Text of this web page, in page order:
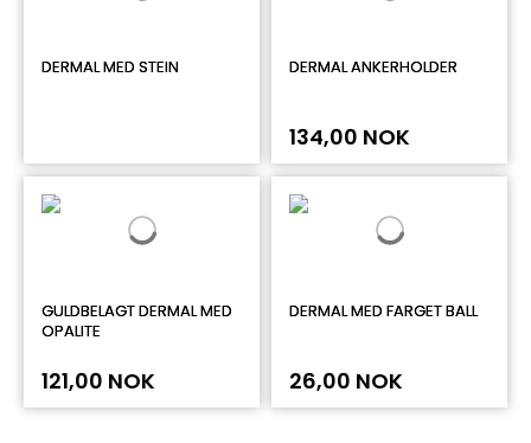
DERMAL MED STEIN DERMAL ANKERHOLDER
134,00 NOK
GULDBELAGT DERMAL MED
OPALITE
121,00 NOK
DERMAL MED FARGET BALL
26,00 NOK